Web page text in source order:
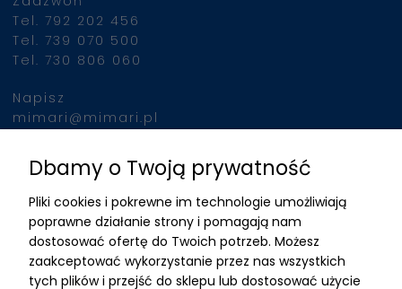
Tel. 792 202 456
Tel. 739 070 500
Tel. 730 806 060
Napisz
mimari@mimari.pl
Znajdziesz nas
ADRES
MIMARI sp z o.o.
ul. Kurkowa 12
Dbamy o Twoją prywatność
Pliki cookies i pokrewne im technologie umożliwiają
poprawne działanie strony i pomagają nam
dostosować ofertę do Twoich potrzeb. Możesz
zaakceptować wykorzystanie przez nas wszystkich
tych plików i przejść do sklepu lub dostosować użycie